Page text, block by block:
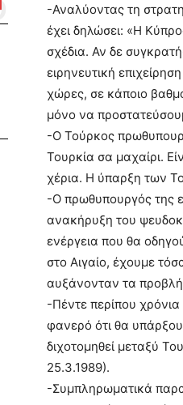
-Αναλύοντας τη
έχει δηλώσει: «Η
σχέδια. Αν δε
ειρηνευτική
χώρες, σε κάποιο
μόνο να
-Ο Τούρκος
Τουρκία σα μαχαίρι.
χέρια. Η ύπαρξη των
-Ο πρωθυπουργός της
ανακήρυξη του
ενέργεια που θα
στο Αιγαίο, έχουμε
αυξάνονταν τα
-Πέντε περίπου χρόνια
φανερό ότι θα
διχοτομηθεί μεταξύ
25.3.1989).
-Συμπληρωματικά